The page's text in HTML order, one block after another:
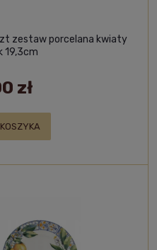
zestaw porcelana kwiaty
19,3cm
zł